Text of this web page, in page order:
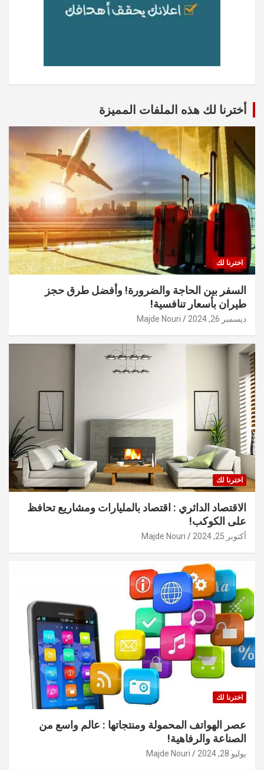
أخترنا لك هذه الملفات المميزة
اخترنا لك
السفر بين الحاجة والضرورة! وأفضل طرق حجز
طيران بأسعار تنافسية!
ديسمبر 26, 2024 Majde Nouri
اخترنا لك
الاقتصاد الدائري : اقتصاد بالمليارات ومشاريع تحافظ
على الكوكب!
أكتوبر 25, 2024 Majde Nouri
اخترنا لك
عصر الهواتف المحمولة ومنتجاتها : عالم واسع من
الصناعة والرفاهية!
يوليو 28, 2024 Majde Nouri